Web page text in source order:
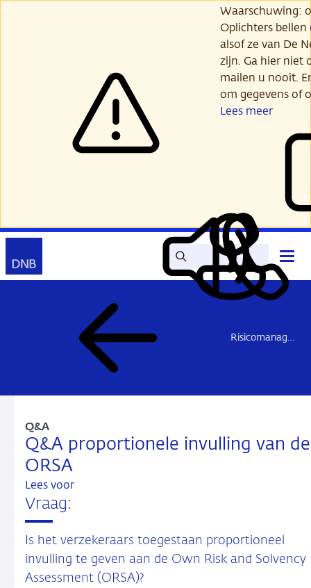
Waarschuwing:
Oplichters
alsof ze van De
zijn. Ga hier niet
mailen u nooit.
om gegevens of
Lees meer
Zoek Lees
voor
Mijn
DNB
Contact
Risicomanagement en governance (pilaar 2)
Q&A proportionele invulling van de
ORSA
Q&A
Lees voor
Vraag:
Is het verzekeraars toegestaan proportioneel
invulling te geven aan de Own Risk and Solvency
Assessment (ORSA)?